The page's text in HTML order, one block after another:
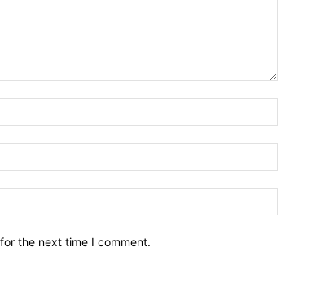
the next time I comment.